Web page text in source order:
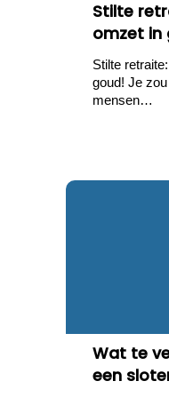
Stilte
omzet in
Stilte
goud! Je
mensen…
Wat te
een